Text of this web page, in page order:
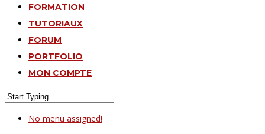
FORMATION
TUTORIAUX
FORUM
PORTFOLIO
MON COMPTE
No menu assigned!